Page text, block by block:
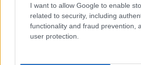
I want to allow Google to enable
related to security, including
functionality and fraud prevention,
user protection.
Mennyibe kerül
Keressen a telefonboltok ajánlatai között!